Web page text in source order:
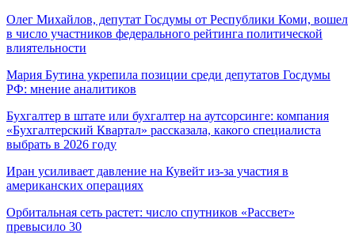
Олег Михайлов, депутат Госдумы от Республики Коми, вошел
в число участников федерального рейтинга политической
влиятельности
Мария Бутина укрепила позиции среди депутатов Госдумы
РФ: мнение аналитиков
Бухгалтер в штате или бухгалтер на аутсорсинге: компания
«Бухгалтерский Квартал» рассказала, какого специалиста
выбрать в 2026 году
Иран усиливает давление на Кувейт из-за участия в
американских операциях
Орбитальная сеть растет: число спутников «Рассвет»
превысило 30